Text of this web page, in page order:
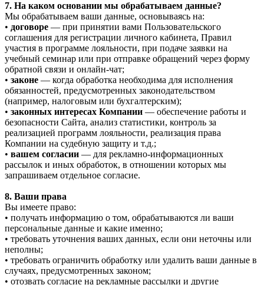
7. На каком основании мы обрабатываем данные?
Мы обрабатываем ваши данные, основываясь на:
• договоре — при принятии вами Пользовательского
соглашения для регистрации личного кабинета, Правил
участия в программе лояльности, при подаче заявки на
учебный семинар или при отправке обращений через форму
обратной связи и онлайн-чат;
• законе — когда обработка необходима для исполнения
обязанностей, предусмотренных законодательством
(например, налоговым или бухгалтерским);
• законных интересах Компании — обеспечение работы и
безопасности Сайта, анализ статистики, контроль за
реализацией программ лояльности, реализация права
Компании на судебную защиту и т.д.;
• вашем согласии — для рекламно-информационных
рассылок и иных обработок, в отношении которых мы
запрашиваем отдельное согласие.
8. Ваши права
Вы имеете право:
• получать информацию о том, обрабатываются ли ваши
персональные данные и какие именно;
• требовать уточнения ваших данных, если они неточны или
неполны;
• требовать ограничить обработку или удалить ваши данные в
случаях, предусмотренных законом;
• отозвать согласие на рекламные рассылки и другие